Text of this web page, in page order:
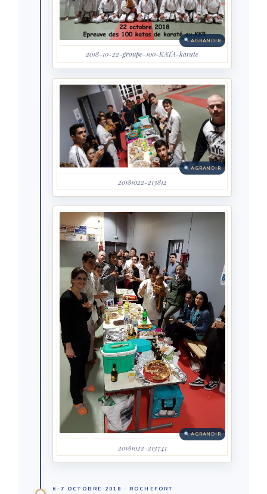
AGRANDIR
2018-10-22-groupe-100-KATA-karate
AGRANDIR
20181022-213812
AGRANDIR
20181022-213741
6-7 OCTOBRE 2018 · ROCHEFORT